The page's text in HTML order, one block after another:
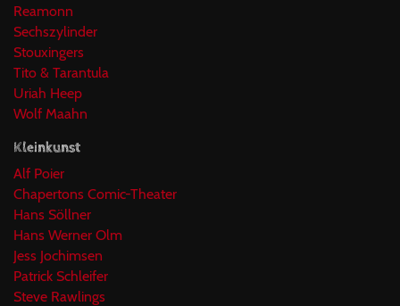
Reamonn
Sechszylinder
Stouxingers
Tito & Tarantula
Uriah Heep
Wolf Maahn
Kleinkunst
Alf Poier
Chapertons Comic-Theater
Hans Söllner
Hans Werner Olm
Jess Jochimsen
Patrick Schleifer
Steve Rawlings